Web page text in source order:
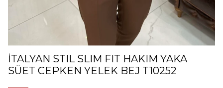
İTALYAN STIL SLIM FIT HAKIM YAKA
SÜET CEPKEN YELEK BEJ T10252